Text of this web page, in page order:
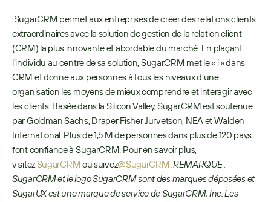
extraordinaires avec la solution de gestion de la relation client
(CRM) la plus innovante et abordable du marché. En plaçant
l’individu au centre de sa solution, SugarCRM met le « i » dans
CRM et donne aux personnes à tous les niveaux d’une
organisation les moyens de mieux comprendre et interagir avec
les clients. Basée dans la Silicon Valley, SugarCRM est soutenue
par Goldman Sachs, Draper Fisher Jurvetson, NEA et Walden
International. Plus de 1,5 M de personnes dans plus de 120 pays
font confiance à SugarCRM. Pour en savoir plus,
visitez SugarCRM ou suivez@SugarCRM. REMARQUE :
SugarCRM et le logo SugarCRM sont des marques déposées et
SugarUX est une marque de service de SugarCRM, Inc. Les